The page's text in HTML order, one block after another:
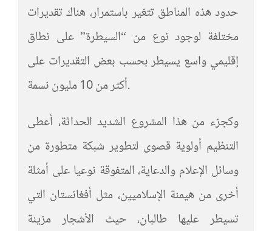
حدود هذه المناطق تتغير باستمرار، هناك تقديرات
مختلفة لوجود نوع من “السيطرة” على نطاق
إقليمي واسع يسيطر بحسب بعض التقديرات على
أكثر من 10 مليون نسمة.
وكجزء من هذا المشروع الشديد الحداثة، أعطى
التنظيم أولوية قصوى لتطوير شبكة متطورة من
وسائل الإعلام والدعاية، المتفوقة نوعيا على أمثلة
أخرى من هيمنة الإسلاميين، مثل أفغانستان التي
تسيطر عليها طالبان، حيث الأشجار مزينة